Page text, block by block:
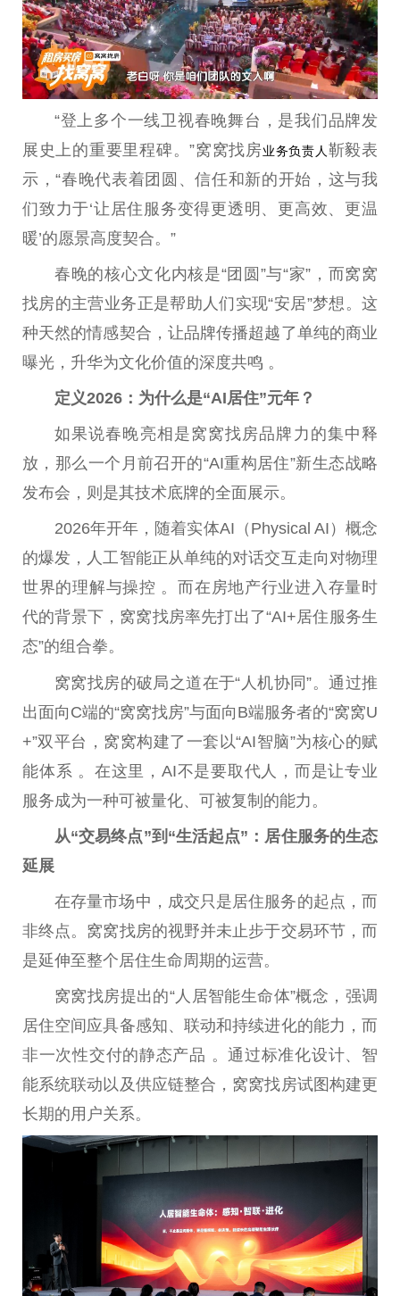
“登上多个一线卫视春晚舞台，是我们品牌发
展史上的重要里程碑。”窝窝找房业务负责人 靳毅表
示，“春晚代表着团圆、信任和新的开始，这与我
们致力于‘让居住服务变得更透明、更高效、更温
暖’的愿景高度契合。”
春晚的核心文化内核是“团圆”与“家”，而窝窝
找房的主营业务正是帮助人们实现“安居”梦想。这
种天然的情感契合，让品牌传播超越了单纯的商业
曝光，升华为文化价值的深度共鸣 。
定义2026：为什么是“AI居住”元年？
如果说春晚亮相是窝窝找房品牌力的集中释
放，那么一个月前召开的“AI重构居住”新生态战略
发布会，则是其技术底牌的全面展示。
2026年开年，随着实体AI（Physical AI）概念
的爆发，人工智能正从单纯的对话交互走向对物理
世界的理解与操控 。而在房地产行业进入存量时
代的背景下，窝窝找房率先打出了“AI+居住服务生
态”的组合拳。
窝窝找房的破局之道在于“人机协同”。通过推
出面向C端的“窝窝找房”与面向B端服务者的“窝窝U
+”双平台，窝窝构建了一套以“AI智脑”为核心的赋
能体系 。在这里，AI不是要取代人，而是让专业
服务成为一种可被量化、可被复制的能力。
从“交易终点”到“生活起点”：居住服务的生态
延展
在存量市场中，成交只是居住服务的起点，而
非终点。窝窝找房的视野并未止步于交易环节，而
是延伸至整个居住生命周期的运营。
窝窝找房提出的“人居智能生命体”概念，强调
居住空间应具备感知、联动和持续进化的能力，而
非一次性交付的静态产品 。通过标准化设计、智
能系统联动以及供应链整合，窝窝找房试图构建更
长期的用户关系。